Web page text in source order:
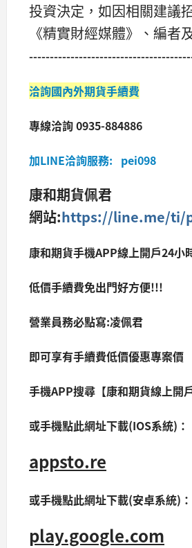
投資決定，如因相關建議
《精實財經媒體》、編者
洽詢國內外期貨手續費
專線洽詢 0935-884886
加LINE洽詢服務: pei098
康和期貨佩君
網站:https://line.me/ti/
康和期貨手機APP線上開戶24小
低價手續費免出門好方便!!!
營業員務必點寫:凌佩君
即可享有手續費低價優惠專案價
手機APP搜尋【康和期貨線上開戶
或手機點此網址下載(IOS系統)：
appsto.re
或手機點此網址下載(安卓系統)：
play.google.com